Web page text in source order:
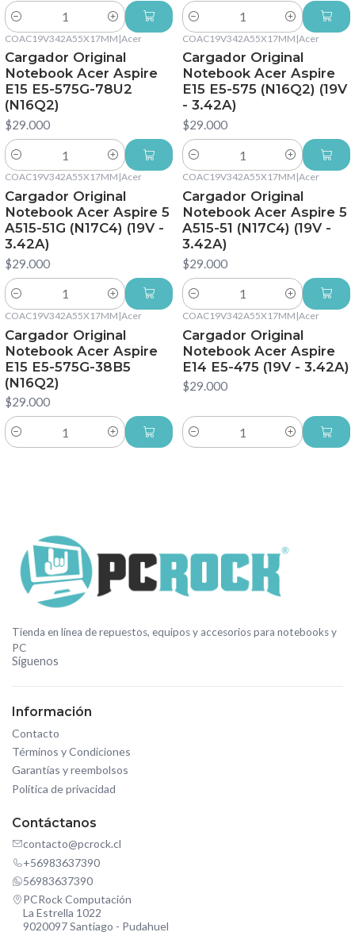
Cantidad Cantidad
COAC19V342A55X17MM |Acer
Cargador Original
Notebook Acer Aspire
E15 E5-575G-78U2
(N16Q2)
$29.000
Cantidad
COAC19V342A55X17MM |Acer
Cargador Original
Notebook Acer Aspire
E15 E5-575 (N16Q2) (19V
- 3.42A)
$29.000
Cantidad
COAC19V342A55X17MM |Acer
Cargador Original
Notebook Acer Aspire 5
A515-51G (N17C4) (19V -
3.42A)
$29.000
Cantidad
COAC19V342A55X17MM |Acer
Cargador Original
Notebook Acer Aspire 5
A515-51 (N17C4) (19V -
3.42A)
$29.000
Cantidad
COAC19V342A55X17MM |Acer
Cargador Original
Notebook Acer Aspire
E15 E5-575G-38B5
(N16Q2)
$29.000
Cantidad
COAC19V342A55X17MM |Acer
Cargador Original
Notebook Acer Aspire
E14 E5-475 (19V - 3.42A)
$29.000
Cantidad
Tienda en línea de repuestos, equipos y accesorios para notebooks y
PC
Síguenos
Información
Contacto
Términos y Condiciones
Garantías y reembolsos
Política de privacidad
Contáctanos
contacto@pcrock.cl
+56983637390
56983637390
PCRock Computación
La Estrella 1022
9020097 Santiago - Pudahuel